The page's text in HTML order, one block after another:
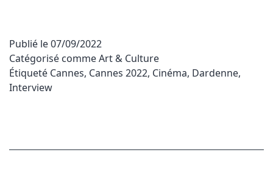
Publié le07/09/2022
Catégorisé commeArt & Culture
Étiqueté Cannes, Cannes 2022, Cinéma, Dardenne,
Interview